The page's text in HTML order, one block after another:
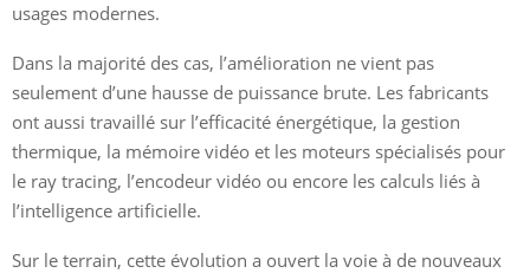
usages modernes.
Dans la majorité des cas, l’amélioration ne vient pas
seulement d’une hausse de puissance brute. Les fabricants
ont aussi travaillé sur l’efficacité énergétique, la gestion
thermique, la mémoire vidéo et les moteurs spécialisés pour
le ray tracing, l’encodeur vidéo ou encore les calculs liés à
l’intelligence artificielle.
Sur le terrain, cette évolution a ouvert la voie à de nouveaux